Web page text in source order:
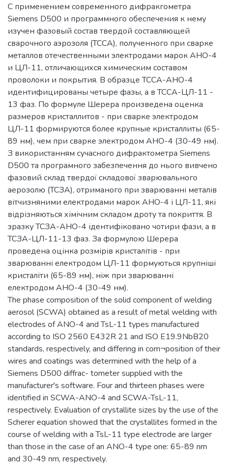
С применением современного дифракгометра
Siemens D500 и программного обеспечения к нему
изучен фазовый состав твердой составляющей
сварочного аэрозоля (ТССА), полученного при сварке
металлов отечественными электродами марок АНО-4
и ЦЛ-11, отличающихся химическим составом
проволоки и покрытия. В образце ТССА-АНО-4
идентифицированы четыре фазы, а в ТССА-ЦЛ-11 -
13 фаз. По формуле Шерера произведена оценка
размеров кристаллитов - при сварке электродом
ЦЛ-11 формируются более крупные кристаллиты (65-
89 нм), чем при сварке электродом АНО-4 (30-49 нм).
З використанням сучасного дифрактометра Siemens
D500 та програмного забезпечення до нього вивчено
фазовий склад твердої складової зварювального
аерозолю (ТСЗА), отриманого при зварюванні металів
вітчизняними електродами марок АНО-4 і ЦЛ-11, які
відрізняються хімічним складом дроту та покриття. В
зразку ТСЗА-АНО-4 ідентифіковано чотири фази, а в
ТСЗА-ЦЛ-11-13 фаз. За формулою Шерера
проведена оцінка розмірів кристалітів - при
зварюванні електродом ЦЛ-11 формуються крупніші
кристаліти (65-89 нм), ніж при зварюванні
електродом АНО-4 (30-49 нм).
The phase composition of the solid component of welding
aerosol (SCWA) obtained as a result of metal welding with
electrodes of ANO-4 and TsL-11 types manufactured
according to ISO 2560 E432R 21 and ISO E19.9NbB20
standards, respectively, and differing in com¬position of their
wires and coatings was determined with the help of a
Siemens D500 diffrac- tometer supplied with the
manufacturer's software. Four and thirteen phases were
identified in SCWA-ANO-4 and SCWA-TsL-11,
respectively. Evaluation of crystallite sizes by the use of the
Scherer equation showed that the crystallites formed in the
course of welding with a TsL-11 type electrode are larger
than those in the case of an ANO-4 type one: 65-89 nm
and 30-49 nm, respectively.